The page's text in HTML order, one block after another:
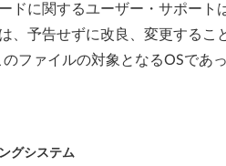
ドに関するユーザー・サポート
、予告せずに改良、変更するこ
ファイルの対象となるOSであ
グシステム